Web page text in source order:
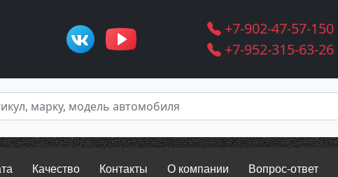
+7-902-47-57-150
+7-952-315-63-26
Качество Контакты О компании Вопрос-ответ